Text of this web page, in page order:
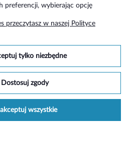
O nas
Social media
preferencji, wybierając opcję
przeczytasz w naszej Polityce
tylko niezbędne
dostosuj zgody
wszystkie